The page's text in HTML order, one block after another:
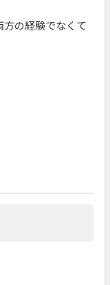
の経験でなくて